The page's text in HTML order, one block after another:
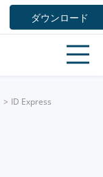
ダウンロード
ID Express